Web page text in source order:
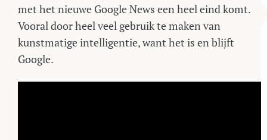
met het nieuwe Google News een heel eind komt.
Vooral door heel veel gebruik te maken van
kunstmatige intelligentie, want het is en blijft
Google.